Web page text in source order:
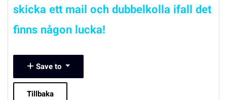
skicka ett mail och dubbelkolla ifall det
finns någon lucka!
Save to
Tillbaka